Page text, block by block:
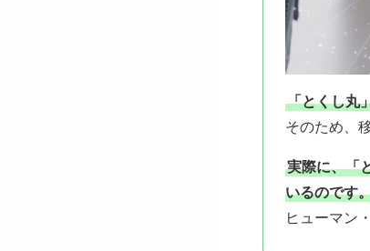
「とくし丸
そのため、
実際に、「
いるのです
ヒューマン